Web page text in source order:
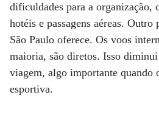
dificuldades para a organização,
hotéis e passagens aéreas.
São Paulo oferece. Os voos
maioria, são diretos. Isso diminui
viagem, algo importante quando
esportiva.